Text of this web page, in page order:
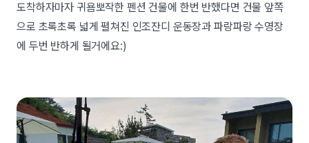
도착하자마자 귀욤뽀작한 펜션 건물에 한번 반했다면 건물 앞쪽
으로 초록초록 넓게 펼쳐진 인조잔디 운동장과 파랑파랑 수영장
에 두번 반하게 될거에요:)